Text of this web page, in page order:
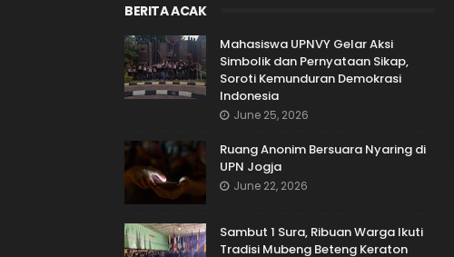
BERITA ACAK
Mahasiswa UPNVY Gelar Aksi
Simbolik dan Pernyataan Sikap,
Soroti Kemunduran Demokrasi
Indonesia
June 25, 2026
Ruang Anonim Bersuara Nyaring di
UPN Jogja
June 22, 2026
Sambut 1 Sura, Ribuan Warga Ikuti
Tradisi Mubeng Beteng Keraton